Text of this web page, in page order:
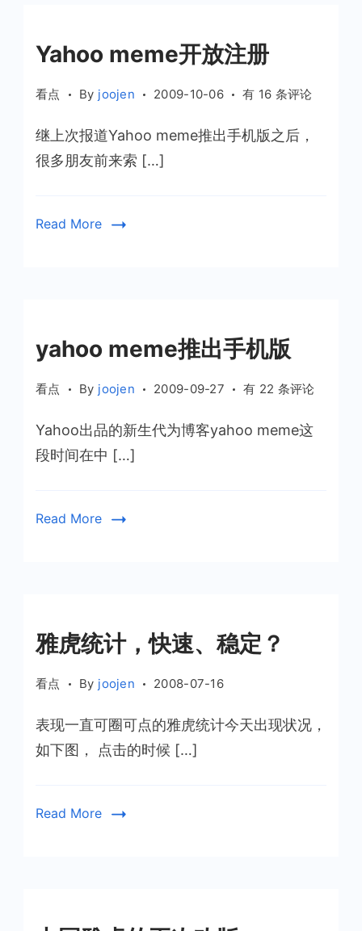
Yahoo meme开放注册
看点 By joojen 2009-10-06
Yahoo
开
有 16 条评论
继上次报道Yahoo meme推出手机版之后，
很多朋友前来索 […]
Read More
yahoo meme推出手机版
看点 By joojen 2009-09-27
yahoo
推
有 22 条评论
Yahoo出品的新生代为博客yahoo meme这
段时间在中 […]
Read More
雅虎统计，快速、稳定？
看点 By joojen 2008-07-16
表现一直可圈可点的雅虎统计今天出现状况，
如下图， 点击的时候 […]
Read More